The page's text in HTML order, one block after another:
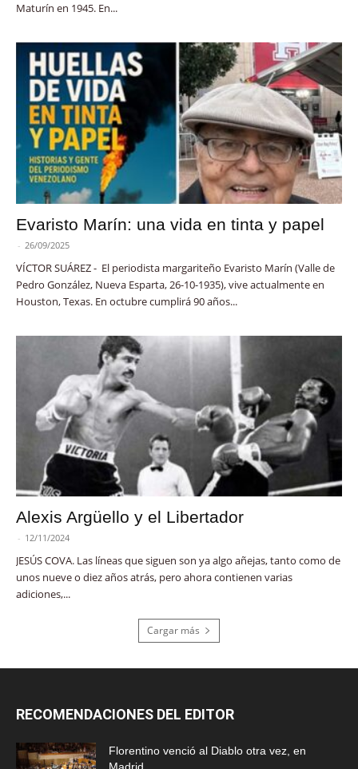
Maturín en 1945. En...
Evaristo Marín: una vida en tinta y papel
- 26/09/2025
VÍCTOR SUÁREZ - El periodista margariteño Evaristo Marín (Valle de
Pedro González, Nueva Esparta, 26-10-1935), vive actualmente en
Houston, Texas. En octubre cumplirá 90 años...
Alexis Argüello y el Libertador
- 12/11/2024
JESÚS COVA. Las líneas que siguen son ya algo añejas, tanto como de
unos nueve o diez años atrás, pero ahora contienen varias
adiciones,...
Cargar más
RECOMENDACIONES DEL EDITOR
Florentino venció al Diablo otra vez, en